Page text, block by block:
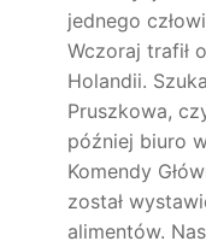
jednego
Wczoraj trafił
Holandii.
Pruszkowa,
później biuro
Komendy
został
alimentów.